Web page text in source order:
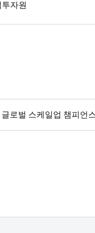
자원
로벌 스케일업 챔피언